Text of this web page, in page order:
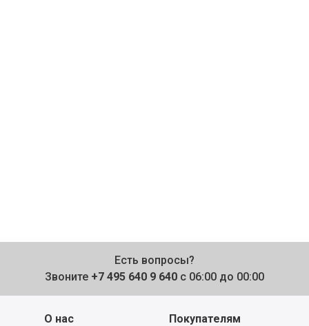
Есть вопросы?
Звоните +7 495 640 9 640 с 06:00 до 00:00
О нас Покупателям